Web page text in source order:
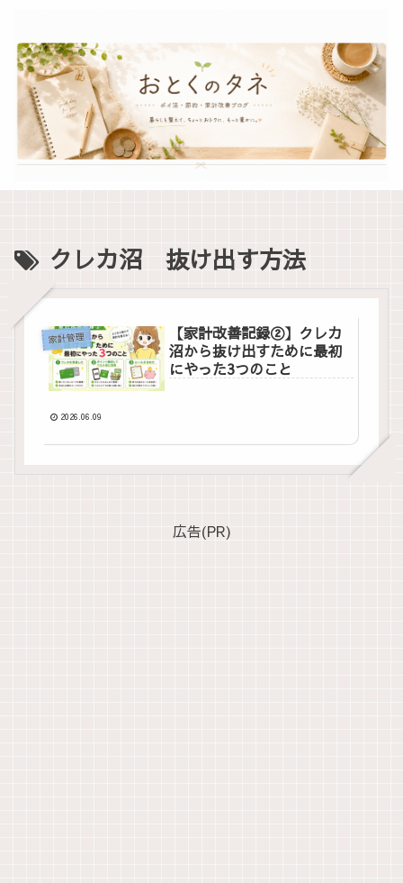
クレカ沼 抜け出す方法
家計管理
【家計改善記録②】クレカ
沼から抜け出すために最初
にやった3つのこと
2026.06.09
広告(PR)